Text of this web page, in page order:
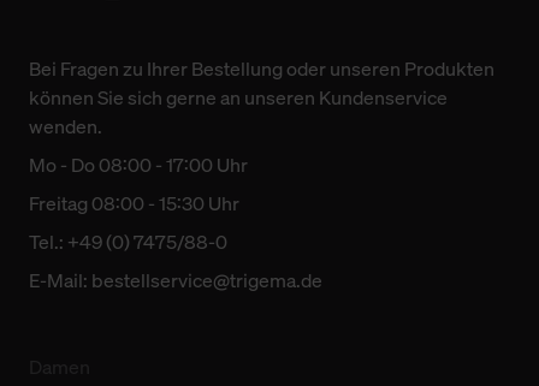
den Menüpunkt „Datenschutzeinstellungen“ können Sie
jederzeit Ihre Einwilligungserklärung anpassen. Ihre
der Webseite nicht erforderlich und kann jederzeit mit
Wirkung für die Zukunft widerrufen. Der Widerruf der
Einwilligung hat jedoch keine Auswirkung auf die
Verwendung der Cookies sowie die bis zum Zeitpunkt der
Bei Fragen zu Ihrer Bestellung oder unseren Produkten
können Sie sich gerne an unseren Kundenservice
wenden.
Mo - Do 08:00 - 17:00 Uhr
Freitag 08:00 - 15:30 Uhr
Tel.: +49 (0) 7475/88-0
E-Mail: bestellservice@trigema.de